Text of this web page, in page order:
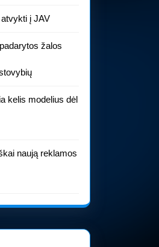
atvykti į JAV
žalos
kelis modelius dėl
naują reklamos